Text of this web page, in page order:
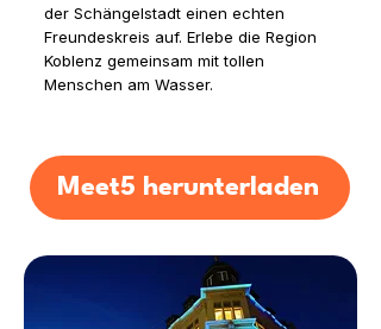
der Schängelstadt einen echten
Freundeskreis auf. Erlebe die Region
Koblenz gemeinsam mit tollen
Menschen am Wasser.
Meet5 herunterladen